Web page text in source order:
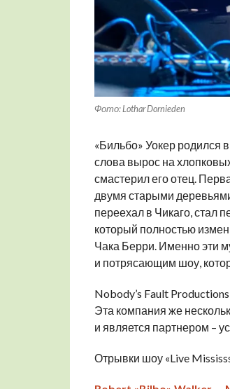
Фото: Lothar Dornieden
«Бильбо» Уокер родился
слова вырос на
смастерил его отец.
двумя старыми
переехал в Чикаго, стал
который полностью
Чака Берри. Именно эти
и потрясающим шоу,
Nobody’s Fault
Эта компания же
и является партнером –
Отрывки шоу «Live